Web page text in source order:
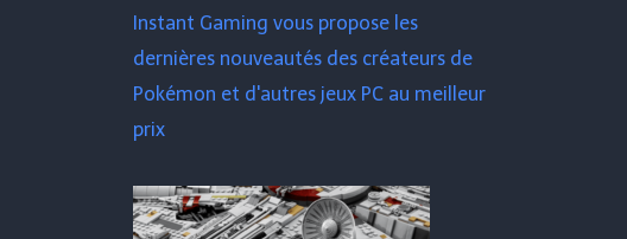
Instant Gaming vous propose les
dernières nouveautés des créateurs de
Pokémon et d'autres jeux PC au meilleur
prix